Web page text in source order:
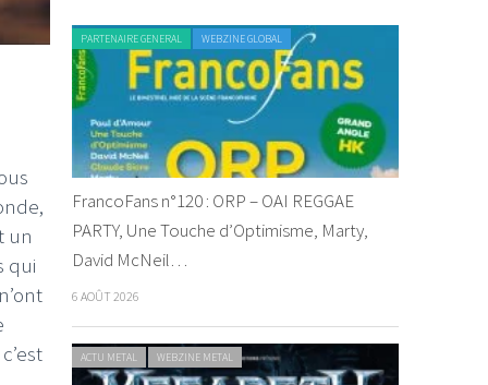
un
qui
PARTENAIRE GENERAL WEBZINE GLOBAL
FrancoFans n°120 : ORP – OAI REGGAE
PARTY, Une Touche d’Optimisme, Marty,
David McNeil…
6 AOÛT 2026
ACTU METAL WEBZINE METAL